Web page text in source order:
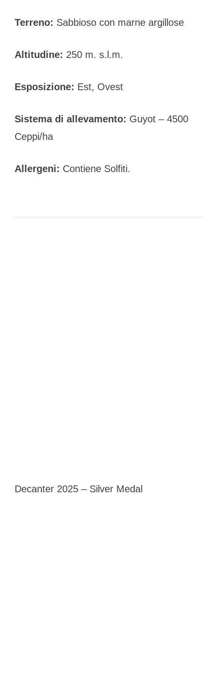
Terreno: Sabbioso con marne argillose
Altitudine: 250 m. s.l.m.
Esposizione: Est, Ovest
Sistema di allevamento: Guyot – 4500
Ceppi/ha
Allergeni: Contiene Solfiti.
Decanter 2025 – Silver Medal